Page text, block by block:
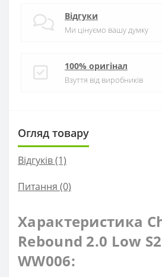
Відгуки
Ми цінуємо вашу думку
100% оригінал
Взуття від виробників
Огляд товару
Відгуків (1)
Питання (0)
Характеристика
Rebound 2.0 Low
WW006: